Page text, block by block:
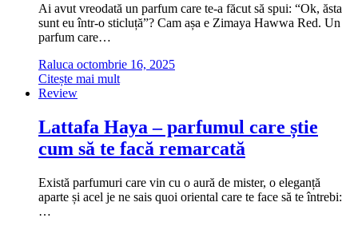
Ai avut vreodată un parfum care te-a făcut să spui: “Ok, ăsta
sunt eu într-o sticluță”? Cam așa e Zimaya Hawwa Red. Un
parfum care…
Raluca octombrie 16, 2025
Citește mai mult
Review
Lattafa Haya – parfumul care știe
cum să te facă remarcată
Există parfumuri care vin cu o aură de mister, o eleganță
aparte și acel je ne sais quoi oriental care te face să te întrebi:
…